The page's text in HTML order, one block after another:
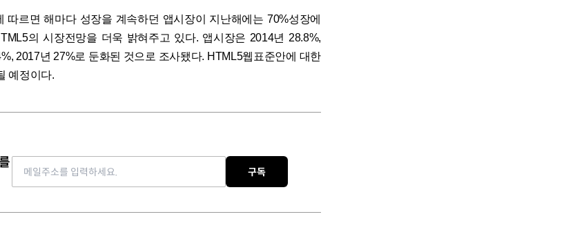
따르면 해마다 성장을 계속하던 앱시장이 지난해에는 70%성장에
의 시장전망을 더욱 밝혀주고 있다. 앱시장은 2014년 28.8%,
2017년 27%로 둔화된 것으로 조사됐다. HTML5웹표준안에 대한
예정이다.
Email address
구독